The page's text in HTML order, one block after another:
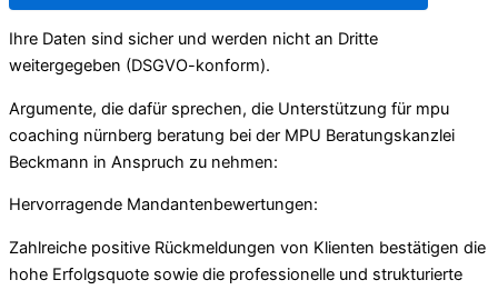
Ihre Daten sind sicher und werden nicht an Dritte
weitergegeben (DSGVO-konform).
Argumente, die dafür sprechen, die Unterstützung für mpu
coaching nürnberg beratung bei der MPU Beratungskanzlei
Beckmann in Anspruch zu nehmen:
Hervorragende Mandantenbewertungen:
Zahlreiche positive Rückmeldungen von Klienten bestätigen die
hohe Erfolgsquote sowie die professionelle und strukturierte